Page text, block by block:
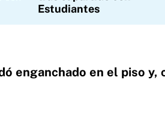
Estudiantes
enganchado en el piso y,